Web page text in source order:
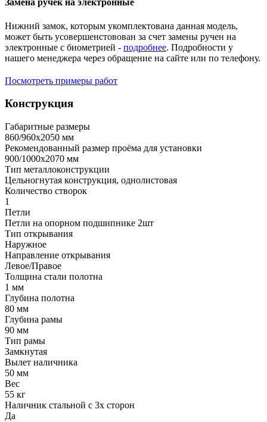
Замена ручек на электронные
Нижний замок, которым укомплектована данная модель,
может быть усовершенстовован за счет замены ручен на
электронные с биометрией - подробнее. Подробности у
нашего менеджера через обращение на сайте или по телефону.
Посмотреть примеры работ
Конструкция
Габаритные размеры
860/960х2050 мм
Рекомендованный размер проёма для установки
900/1000х2070 мм
Тип металлоконструкции
Цельногнутая конструкция, однолистовая
Количество створок
1
Петли
Петли на опорном подшипнике 2шт
Тип открывания
Наружное
Направление открывания
Левое/Правое
Толщина стали полотна
1 мм
Глубина полотна
80 мм
Глубина рамы
90 мм
Тип рамы
Замкнутая
Вылет наличника
50 мм
Вес
55 кг
Наличник стальной с 3х сторон
Да